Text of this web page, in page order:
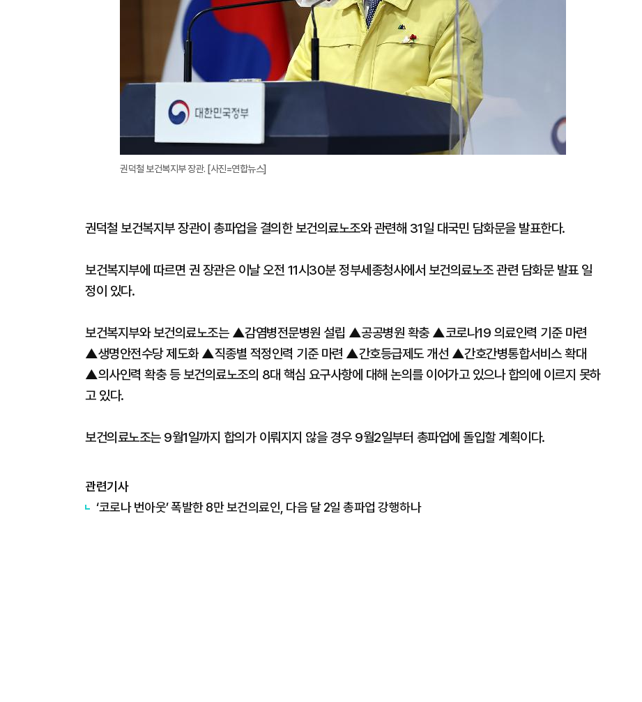
권덕철 보건복지부 장관. [사진=연합뉴스]
권덕철 보건복지부 장관이 총파업을 결의한 보건의료노조와 관련해 31일 대국민 담화문을 발표한다.
보건복지부에 따르면 권 장관은 이날 오전 11시30분 정부세종청사에서 보건의료노조 관련 담화문 발표 일
정이 있다.
보건복지부와 보건의료노조는 ▲감염병전문병원 설립 ▲공공병원 확충 ▲코로나19 의료인력 기준 마련
▲생명안전수당 제도화 ▲직종별 적정인력 기준 마련 ▲간호등급제도 개선 ▲간호간병통합서비스 확대
▲의사인력 확충 등 보건의료노조의 8대 핵심 요구사항에 대해 논의를 이어가고 있으나 합의에 이르지 못하
고 있다.
보건의료노조는 9월1일까지 합의가 이뤄지지 않을 경우 9월2일부터 총파업에 돌입할 계획이다.
관련기사
‘코로나 번아웃’ 폭발한 8만 보건의료인, 다음 달 2일 총파업 강행하나